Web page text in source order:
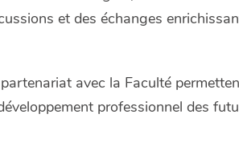
et des échanges
avec la Faculté
professionnel des